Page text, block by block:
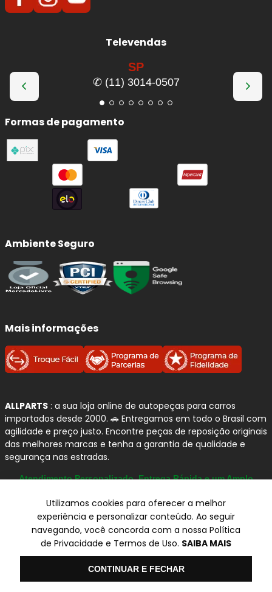
Televendas
SP
✆ (11) 3014-0507
Formas de pagamento
Ambiente Seguro
Mais informações
ALLPARTS : a sua loja online de autopeças para carros
importados desde 2000. 🚗 Entregamos em todo o Brasil com
agilidade e preço justo. Encontre peças de reposição originais
das melhores marcas e tenha a garantia de qualidade e
segurança nas estradas.
Atendimento Personalizado, Entrega Rápida e um Amplo
© Copyright 2000-2026
ALLPARTS Com. de Peças Automotivas Ltda.
CNPJ 03.724.695/0001-42 - Av. Avelino Capellato, 450 - Santa
Claudina - Vinhedo/SP - CEP 13284-480.
Utilizamos cookies para oferecer a melhor
experiência e personalizar conteúdo. Ao seguir
navegando, você concorda com a nossa Política
de Privacidade e Termos de Uso. SAIBA MAIS
CONTINUAR E FECHAR